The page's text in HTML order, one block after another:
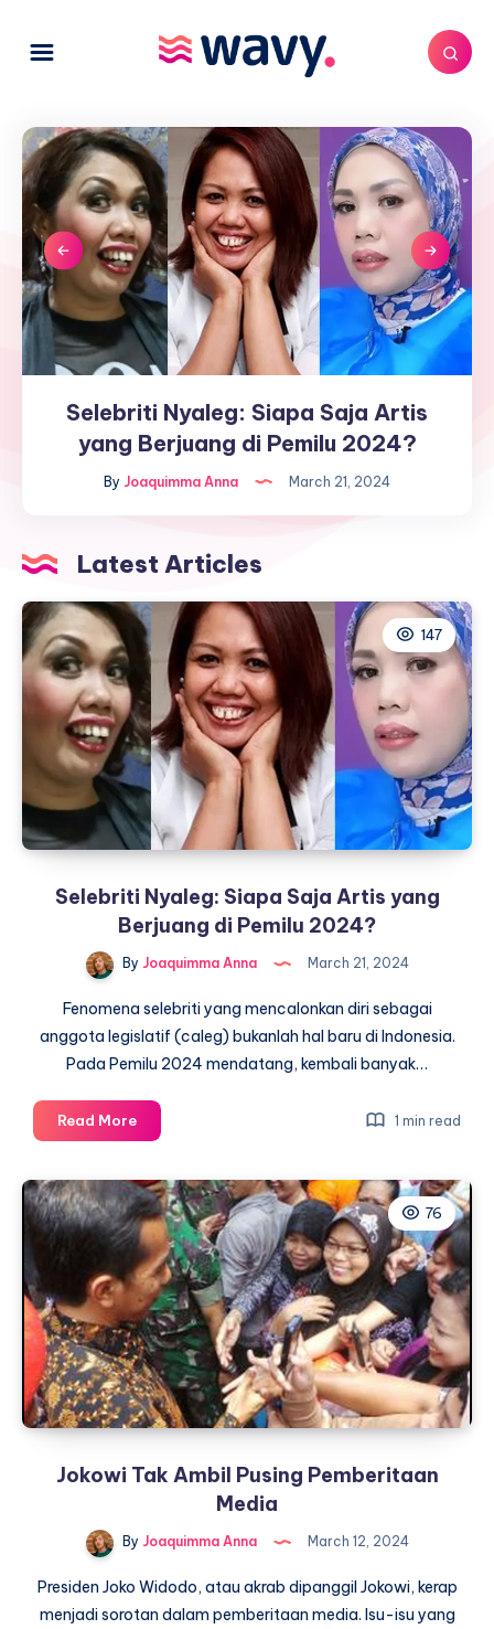
Selebriti Nyaleg: Siapa Saja Artis
yang Berjuang di Pemilu 2024?
By Joaquimma Anna March 21, 2024
Selebriti
Nyaleg:
Berjuang
di
Pemilu
2024?
Latest Articles
147
Selebriti Nyaleg: Siapa Saja Artis yang
Berjuang di Pemilu 2024?
By Joaquimma Anna March 21, 2024
Fenomena selebriti yang mencalonkan diri sebagai
anggota legislatif (caleg) bukanlah hal baru di Indonesia.
Pada Pemilu 2024 mendatang, kembali banyak…
Read MoreSelebriti
Nyaleg:
Saja
Artis
yang
Berjuang
di
Pemilu
2024?
1 min read
76
Jokowi Tak Ambil Pusing Pemberitaan
Media
By Joaquimma Anna March 12, 2024
Presiden Joko Widodo, atau akrab dipanggil Jokowi, kerap
menjadi sorotan dalam pemberitaan media. Isu-isu yang